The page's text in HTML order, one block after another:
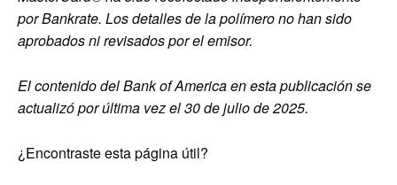
por Bankrate. Los detalles de la polímero no han sido
aprobados ni revisados por el emisor.
El contenido del Bank of America en esta publicación se
actualizó por última vez el 30 de julio de 2025.
¿Encontraste esta página útil?